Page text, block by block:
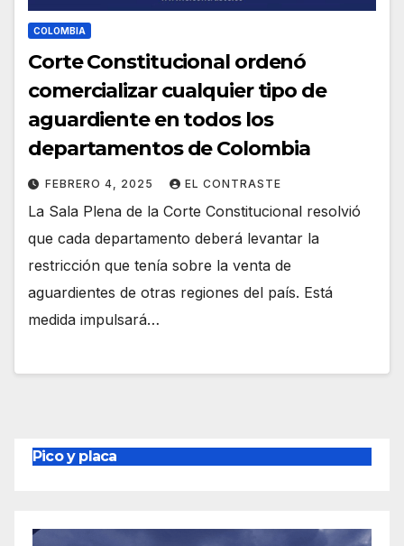
COLOMBIA
Corte Constitucional ordenó
comercializar cualquier tipo de
aguardiente en todos los
departamentos de Colombia
FEBRERO 4, 2025 EL CONTRASTE
La Sala Plena de la Corte Constitucional resolvió
que cada departamento deberá levantar la
restricción que tenía sobre la venta de
aguardientes de otras regiones del país. Está
medida impulsará…
Pico y placa